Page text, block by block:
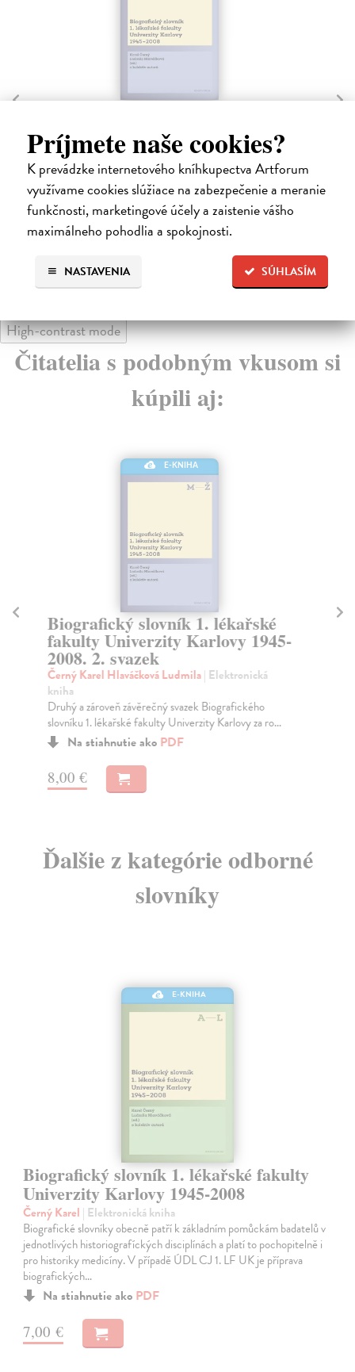
Príjmete naše cookies?
K prevádzke internetového kníhkupectva Artforum
využívame cookies slúžiace na zabezpečenie a meranie
funkčnosti, marketingové účely a zaistenie vášho
maximálneho pohodlia a spokojnosti.
SÚHLASÍM
NASTAVENIA
fakulty Univerzity Karlovy 1945-
2008. 2. svazek
Černý Karel Hlaváčková Ludmila| Elektronická
kniha
Druhý a zároveň závěrečný svazek Biografického
slovníku 1. lékařské fakulty Univerzity Karlovy za ro...
Na stiahnutie akoPDF
8,00 €
High-contrast mode
Čitatelia s podobným vkusom si
kúpili aj:
E-KNIHA
Biografický slovník 1. lékařské
fakulty Univerzity Karlovy 1945-
2008. 2. svazek
Černý Karel Hlaváčková Ludmila| Elektronická
kniha
Druhý a zároveň závěrečný svazek Biografického
slovníku 1. lékařské fakulty Univerzity Karlovy za ro...
Na stiahnutie ako PDF
8,00 €
Ďalšie z kategórie odborné
slovníky
E-KNIHA
Biografický slovník 1. lékařské fakulty
Univerzity Karlovy 1945-2008
Černý Karel | Elektronická kniha
Biografické slovníky obecně patří k základním pomůckám badatelů v
jednotlivých historiografíckých disciplínách a platí to pochopitelně i
pro historiky medicíny. V případě ÚDL CJ 1. LF UK je příprava
biografických…
Na stiahnutie ako PDF
7,00 €